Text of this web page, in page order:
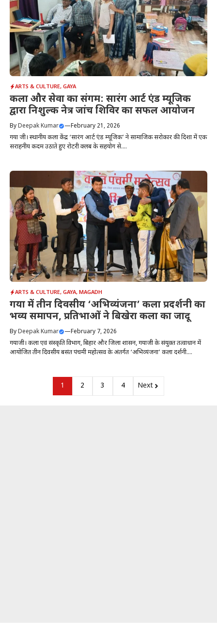
ARTS & CULTURE, GAYA
कला और सेवा का संगम: सारंग आर्ट एंड म्यूजिक
द्वारा निशुल्क नेत्र जांच शिविर का सफल आयोजन
ByDeepak Kumar —February 21, 2026
गया जी। स्थानीय कला केंद्र ‘सारंग आर्ट एंड म्यूजिक’ ने सामाजिक सरोकार की दिशा में एक
सराहनीय कदम उठाते हुए रोटरी क्लब के सहयोग से....
ARTS & CULTURE, GAYA, MAGADH
गया में तीन दिवसीय ‘अभिव्यंजना’ कला प्रदर्शनी का
भव्य समापन, प्रतिभाओं ने बिखेरा कला का जादू
ByDeepak Kumar —February 7, 2026
गयाजी। कला एवं संस्कृति विभाग, बिहार और जिला प्रशासन, गयाजी के संयुक्त तत्वाधान में
आयोजित तीन दिवसीय बसंत पंचमी महोत्सव के अंतर्गत ‘अभिव्यंजना’ कला प्रदर्शनी....
1 2 3 4 Next